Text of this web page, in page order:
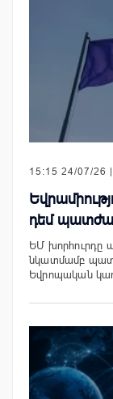
15:15 24/07/26 |
դեմ
ԵՄ խորհուրդը
նկատմամբ
Եվրոպական